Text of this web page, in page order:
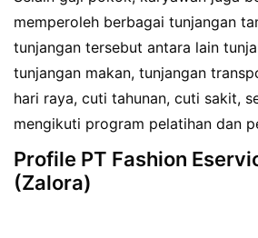
memperoleh berbagai tunjangan
tunjangan tersebut antara lain
tunjangan makan, tunjangan
hari raya, cuti tahunan, cuti sakit,
mengikuti program pelatihan dan
Profile PT Fashion
(Zalora)